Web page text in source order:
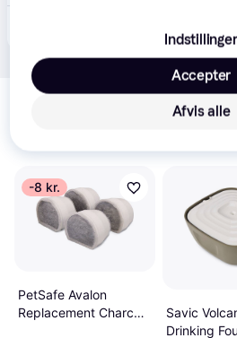
Relaterede produkter
Se vores forslag til andre produkter,
-8 kr.
PetSafe Avalon
Replacement Charcoal
Savic
Drinking
Indstillinger
Afvis alle
Accepter